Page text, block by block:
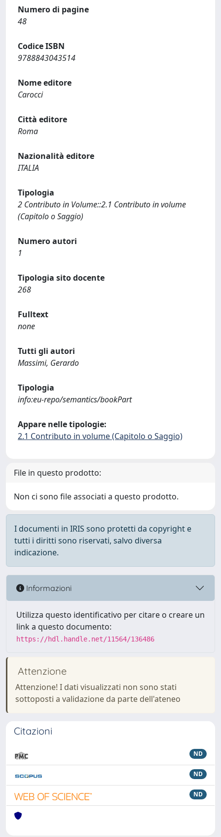
Numero di pagine
48
Codice ISBN
9788843043514
Nome editore
Carocci
Città editore
Roma
Nazionalità editore
ITALIA
Tipologia
2 Contributo in Volume::2.1 Contributo in volume
(Capitolo o Saggio)
Numero autori
1
Tipologia sito docente
268
Fulltext
none
Tutti gli autori
Massimi, Gerardo
Tipologia
info:eu-repo/semantics/bookPart
Appare nelle tipologie:
2.1 Contributo in volume (Capitolo o Saggio)
File in questo prodotto:
Non ci sono file associati a questo prodotto.
I documenti in IRIS sono protetti da copyright e
tutti i diritti sono riservati, salvo diversa
indicazione.
Informazioni
Utilizza questo identificativo per citare o creare un
link a questo documento:
https://hdl.handle.net/11564/136486
Attenzione
Attenzione! I dati visualizzati non sono stati
sottoposti a validazione da parte dell'ateneo
Citazioni
ND
ND
ND